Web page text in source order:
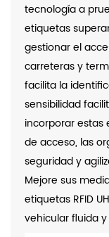
tecnología a
etiquetas
gestionar el
carreteras y
facilita la
sensibilidad
incorporar estas
de acceso, las
seguridad y
Mejore sus
etiquetas RFID
vehicular fluida